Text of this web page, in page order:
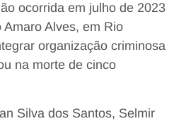
ocorrida em julho de 2023
Alves, em Rio
organização criminosa
na morte de cinco
Silva dos Santos, Selmir